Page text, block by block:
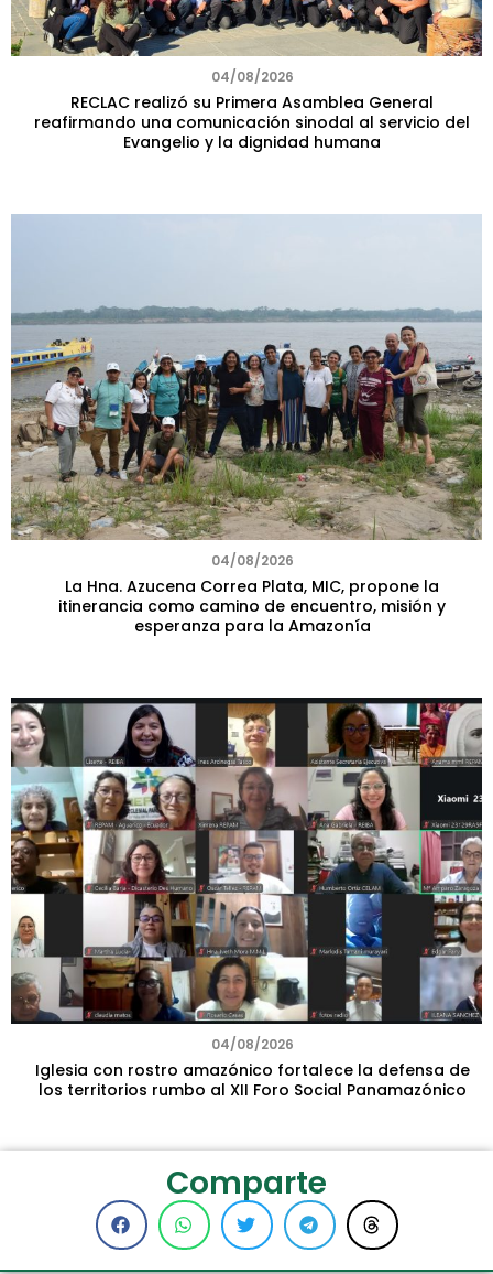
04/08/2026
RECLAC realizó su Primera Asamblea General
reafirmando una comunicación sinodal al servicio del
Evangelio y la dignidad humana
04/08/2026
La Hna. Azucena Correa Plata, MIC, propone la
itinerancia como camino de encuentro, misión y
esperanza para la Amazonía
04/08/2026
Iglesia con rostro amazónico fortalece la defensa de
los territorios rumbo al XII Foro Social Panamazónico
Comparte